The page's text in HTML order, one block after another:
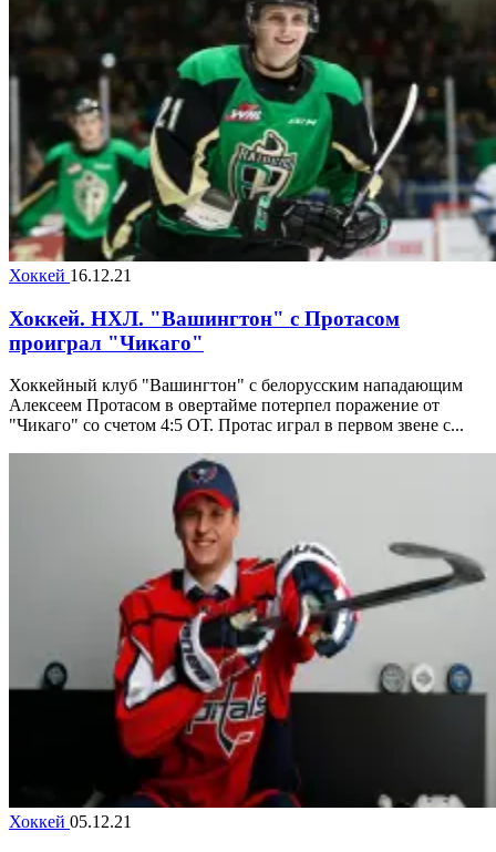
Хоккей 16.12.21
Хоккей. НХЛ. "Вашингтон" с Протасом
проиграл "Чикаго"
Хоккейный клуб "Вашингтон" с белорусским нападающим
Алексеем Протасом в овертайме потерпел поражение от
"Чикаго" со счетом 4:5 ОТ. Протас играл в первом звене с...
Хоккей 05.12.21